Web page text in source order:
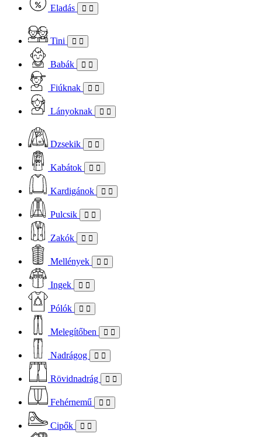
Eladás
Tini
Babák
Fiúknak
Lányoknak
Dzsekik
Kabátok
Kardigánok
Pulcsik
Zakók
Mellények
Ingek
Pólók
Melegítőben
Nadrágog
Rövidnadrág
Fehérnemű
Cipők